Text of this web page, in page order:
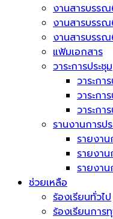
งานสารบรร
งานสารบรร
งานสารบรร
แฟ้มเอกสาร
วาระการประชุม
วาระกา
วาระกา
วาระกา
รานงานการป
รายงาน
รายงาน
รายงา
ช่วยเหลือ
ร้องเรียนทั่วไป
ร้องเรียนการ